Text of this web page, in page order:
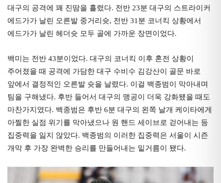
대구의 공격에 꽤 진땀을 흘렸다. 전반 23분 대구의 스트라이커
에드가가 날린 오른발 중거리슛, 전반 31분 코너킥 상황에서
에드가가 날린 헤더슛 모두 골에 가까운 장면이었다.
백미는 전반 43분이었다. 대구의 코너킥 이후 혼전 상황이
주어졌을 때 공격에 가담한 대구 수비수 김강산이 골문 바로
앞에서 결정적인 오른발 슛을 날렸다. 이걸 백종범이 막아내며
팀을 구해냈다. 후반 들어서 대구의 맹공이 더욱 강화됐을 때도
마찬가지였다. 백종범은 후반 6분 대구의 왼쪽 날개 케이타에게
아찔한 실점 위기를 막아냈으나 원 핸드 세이브로 걷어내는 등
집중력을 잃지 않았다. 백종범의 이러한 집중력은 서울이 시즌
개막 후 가장 완벽한 승리를 만들어내는 밑거름이 됐다.